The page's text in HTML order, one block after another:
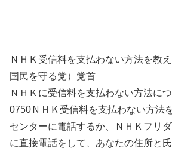
ＮＨＫ受信料を支払わない方法を教
国民を守る党）党首
ＮＨＫに受信料を支払わない方法に
0750ＮＨＫ受信料を支払わない方法
センターに電話するか、ＮＨＫフリ
に直接電話をして、あなたの住所と